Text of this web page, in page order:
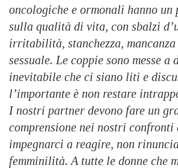
oncologiche e ormonali hanno un
sulla qualità di vita, con sbalzi
irritabilità, stanchezza,
sessuale. Le coppie sono messe a
inevitabile che ci siano liti e
l’importante è non restare
I nostri partner devono fare un
comprensione nei nostri confronti
impegnarci a reagire, non
femminilità. A tutte le donne che